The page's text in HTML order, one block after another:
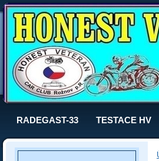
RADEGAST-33 TESTACE HV